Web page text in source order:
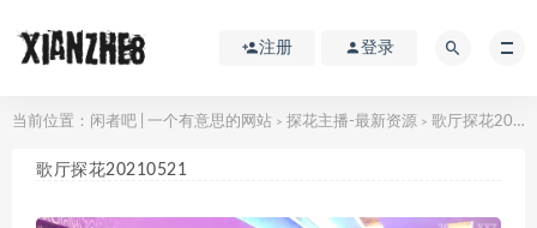
注册 登录
当前位置： 闲者吧 | 一个有意思的网站 > 探花主播-最新资源 > 歌厅探花20210521
歌厅探花20210521